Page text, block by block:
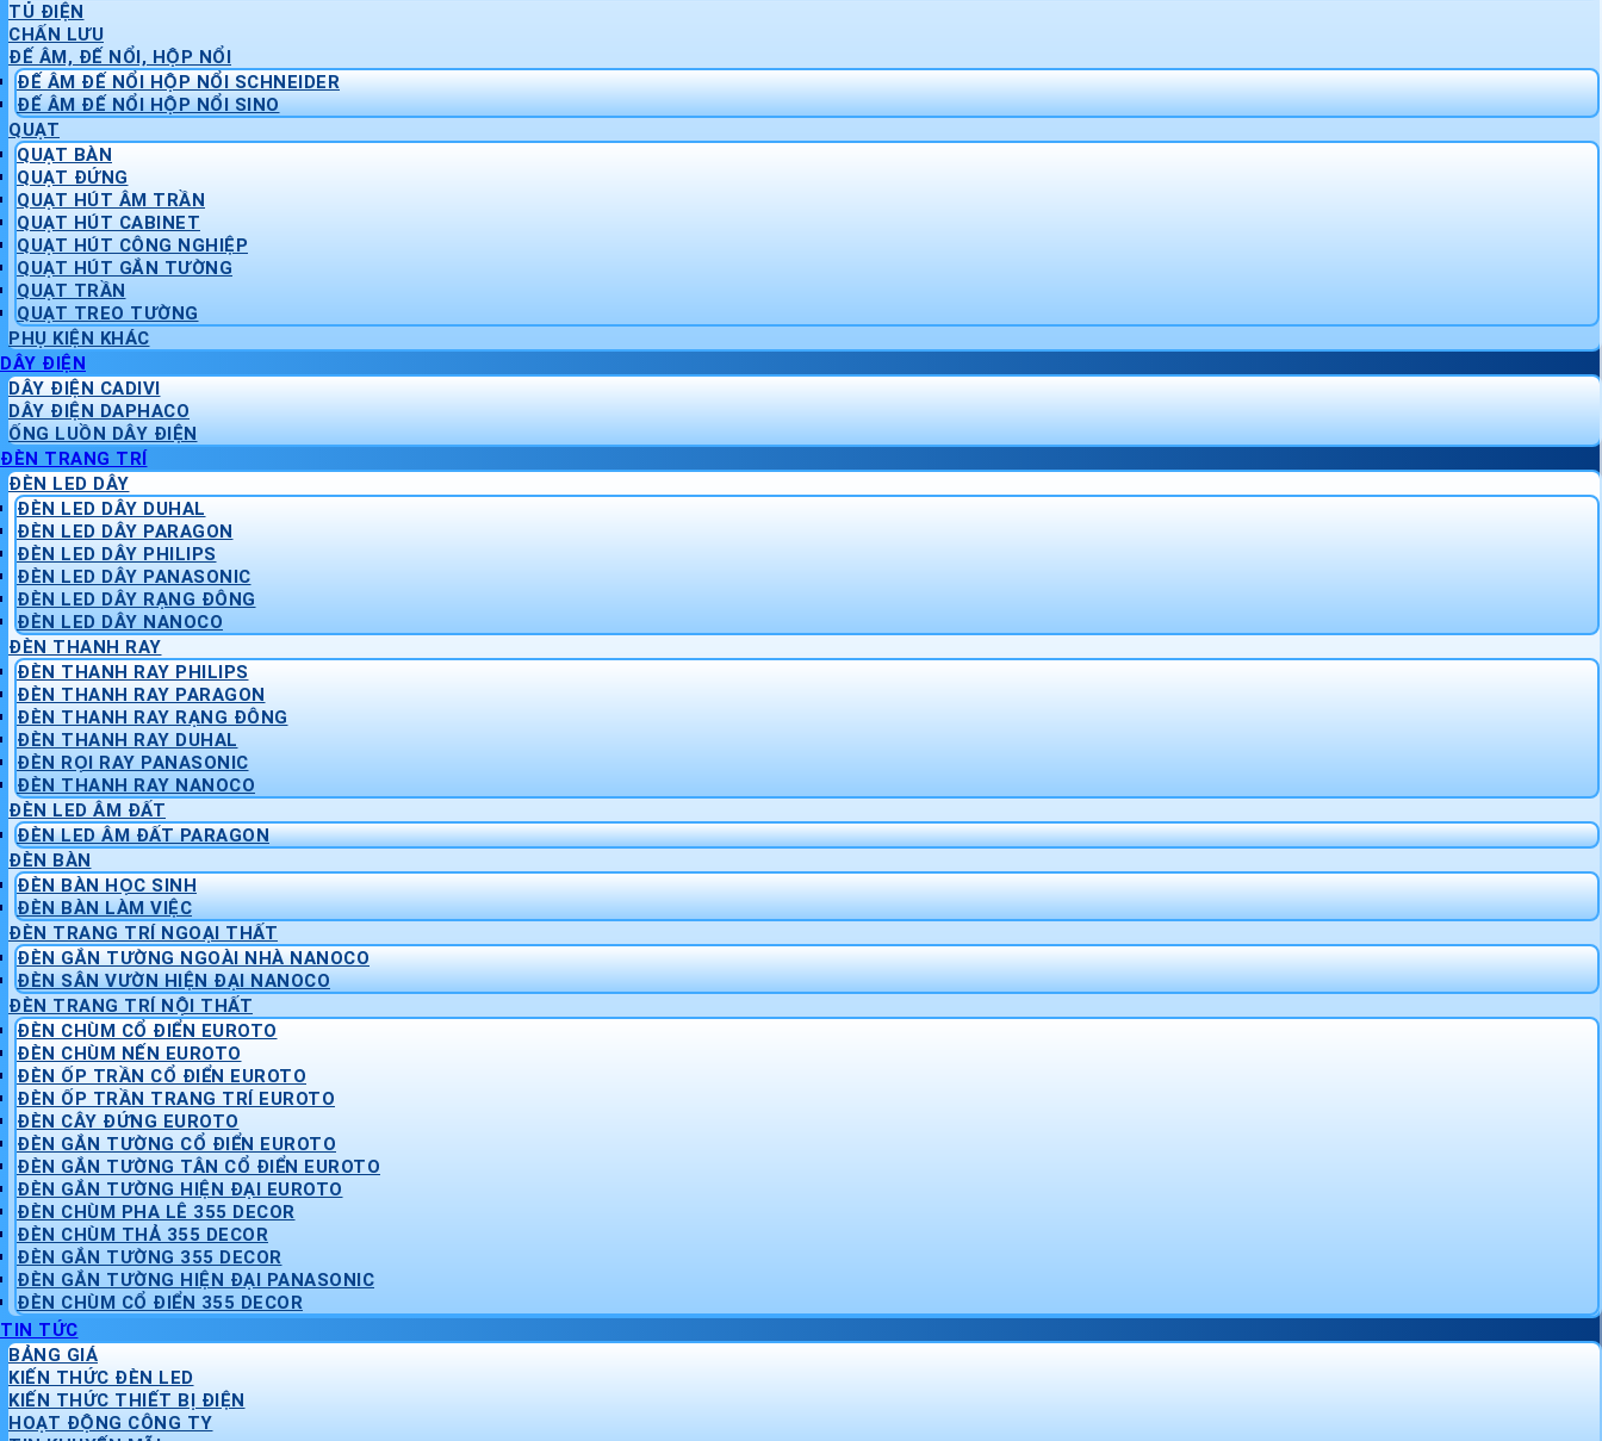
TỦ ĐIỆN
CHẤN LƯU
ĐẾ ÂM, ĐẾ NỔI, HỘP NỔI
ĐẾ ÂM ĐẾ NỔI HỘP NỔI SCHNEIDER
ĐẾ ÂM ĐẾ NỔI HỘP NỔI SINO
QUẠT
QUẠT BÀN
QUẠT ĐỨNG
QUẠT HÚT ÂM TRẦN
QUẠT HÚT CABINET
QUẠT HÚT CÔNG NGHIỆP
QUẠT HÚT GẮN TƯỜNG
QUẠT TRẦN
QUẠT TREO TƯỜNG
PHỤ KIỆN KHÁC
DÂY ĐIỆN
DÂY ĐIỆN CADIVI
DÂY ĐIỆN DAPHACO
ỐNG LUỒN DÂY ĐIỆN
ĐÈN TRANG TRÍ
ĐÈN LED DÂY
ĐÈN LED DÂY DUHAL
ĐÈN LED DÂY PARAGON
ĐÈN LED DÂY PHILIPS
ĐÈN LED DÂY PANASONIC
ĐÈN LED DÂY RẠNG ĐÔNG
ĐÈN LED DÂY NANOCO
ĐÈN THANH RAY
ĐÈN THANH RAY PHILIPS
ĐÈN THANH RAY PARAGON
ĐÈN THANH RAY RẠNG ĐÔNG
ĐÈN THANH RAY DUHAL
ĐÈN RỌI RAY PANASONIC
ĐÈN THANH RAY NANOCO
ĐÈN LED ÂM ĐẤT
ĐÈN LED ÂM ĐẤT PARAGON
ĐÈN BÀN
ĐÈN BÀN HỌC SINH
ĐÈN BÀN LÀM VIỆC
ĐÈN TRANG TRÍ NGOẠI THẤT
ĐÈN GẮN TƯỜNG NGOÀI NHÀ NANOCO
ĐÈN SÂN VƯỜN HIỆN ĐẠI NANOCO
ĐÈN TRANG TRÍ NỘI THẤT
ĐÈN CHÙM CỔ ĐIỂN EUROTO
ĐÈN CHÙM NẾN EUROTO
ĐÈN ỐP TRẦN CỔ ĐIỂN EUROTO
ĐÈN ỐP TRẦN TRANG TRÍ EUROTO
ĐÈN CÂY ĐỨNG EUROTO
ĐÈN GẮN TƯỜNG CỔ ĐIỂN EUROTO
ĐÈN GẮN TƯỜNG TÂN CỔ ĐIỂN EUROTO
ĐÈN GẮN TƯỜNG HIỆN ĐẠI EUROTO
ĐÈN CHÙM PHA LÊ 355 DECOR
ĐÈN CHÙM THẢ 355 DECOR
ĐÈN GẮN TƯỜNG 355 DECOR
ĐÈN GẮN TƯỜNG HIỆN ĐẠI PANASONIC
ĐÈN CHÙM CỔ ĐIỂN 355 DECOR
TIN TỨC
BẢNG GIÁ
KIẾN THỨC ĐÈN LED
KIẾN THỨC THIẾT BỊ ĐIỆN
HOẠT ĐỘNG CÔNG TY